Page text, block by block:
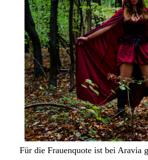
Für die Frauenquote ist bei Aravia